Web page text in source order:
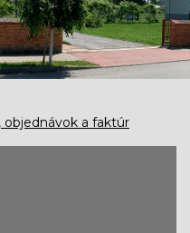
a faktúr